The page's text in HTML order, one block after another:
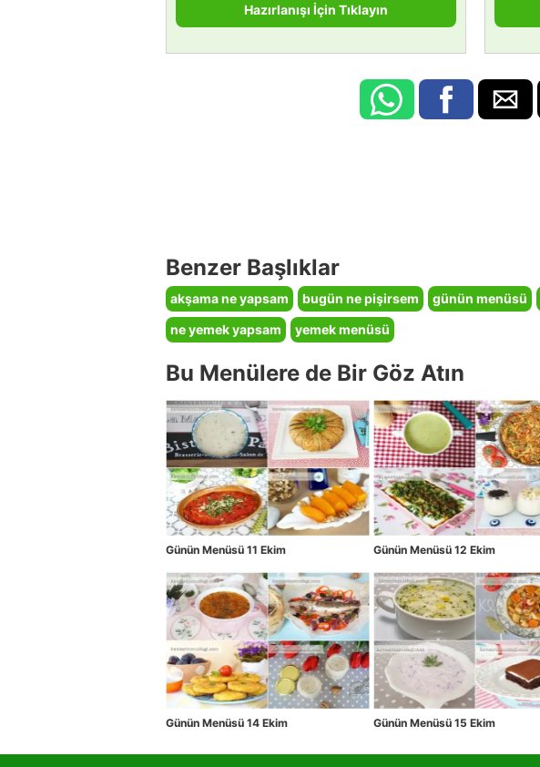
Hazırlanışı İçin Tıklayın
Benzer Başlıklar
akşama ne yapsam bugün ne pişirsem günün menüsü
ne yemek yapsam
yemek menüsü
Bu Menülere de Bir Göz Atın
Günün Menüsü 11 Ekim Günün Menüsü 12 Ekim
Günün Menüsü 14 Ekim Günün Menüsü 15 Ekim